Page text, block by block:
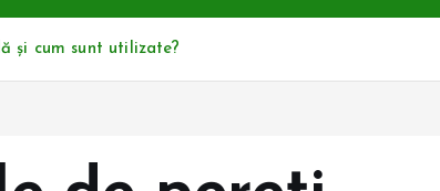
și cum sunt utilizate?